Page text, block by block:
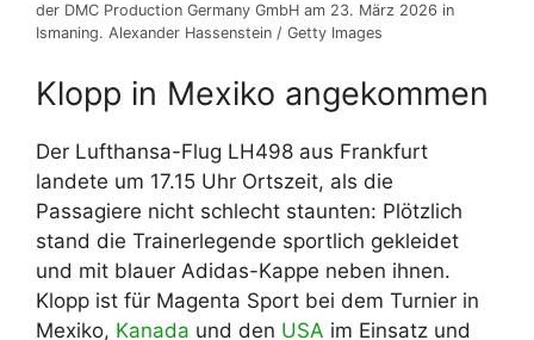
der DMC Production Germany GmbH am 23. März 2026 in
Ismaning. Alexander Hassenstein / Getty Images
Klopp in Mexiko angekommen
Der Lufthansa-Flug LH498 aus Frankfurt
landete um 17.15 Uhr Ortszeit, als die
Passagiere nicht schlecht staunten: Plötzlich
stand die Trainerlegende sportlich gekleidet
und mit blauer Adidas-Kappe neben ihnen.
Klopp ist für Magenta Sport bei dem Turnier in
Mexiko, Kanada und den USA im Einsatz und